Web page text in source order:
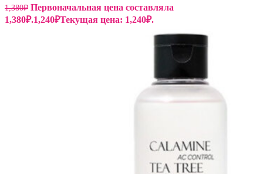
1,380₽ Первоначальная цена составляла
1,380₽.1,240₽Текущая цена: 1,240₽.